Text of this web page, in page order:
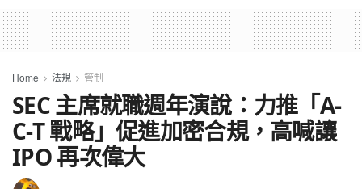
Home 法規 管制
SEC 主席就職週年演說：力推「A-
C-T 戰略」促進加密合規，高喊讓
IPO 再次偉大